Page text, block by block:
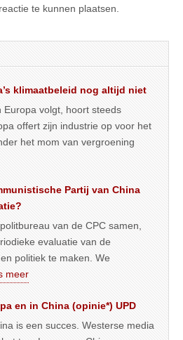
te kunnen plaatsen.
klimaatbeleid nog altijd niet
Europa volgt, hoort steeds
offert zijn industrie op voor het
het mom van vergroening
Partij van China
van de CPC samen,
evaluatie van de
politiek te maken. We
meer
en in China (opinie*) UPD
is een succes. Westerse media